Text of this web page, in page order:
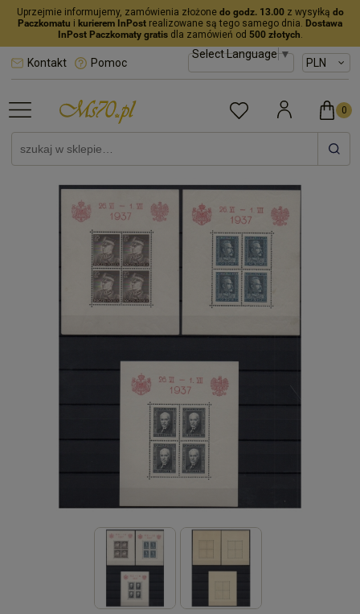
Uprzejmie informujemy, zamówienia złożone do godz. 13.00z wysyłką do
Paczkomatu i kurierem InPost realizowane są tego samego dnia. Dostawa
InPost Paczkomaty gratisdla zamówień od 500 złotych.
Select Language▼
Kontakt Pomoc